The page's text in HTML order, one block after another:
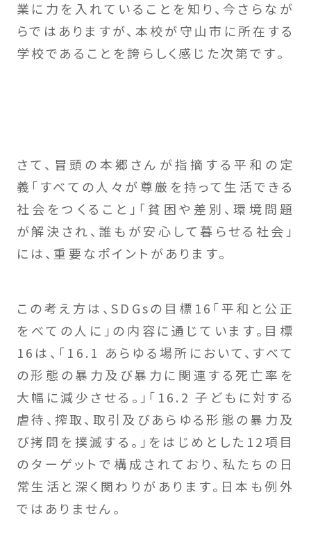
業に力を入れていることを知り、今さらなが
らではありますが、本校が守山市に所在する
学校であることを誇らしく感じた次第です。
さて、冒頭の本郷さんが指摘する平和の定
義「すべての人々が尊厳を持って生活できる
社会をつくること」「貧困や差別、環境問題
が解決され、誰もが安心して暮らせる社会」
には、重要なポイントがあります。
この考え方は、SDGsの目標16「平和と公正
をべての人に」の内容に通じています。目標
16は、「16.1 あらゆる場所において、すべて
の形態の暴力及び暴力に関連する死亡率を
大幅に減少させる。」「16.2 子どもに対する
虐待、搾取、取引及びあらゆる形態の暴力及
び拷問を撲滅する。」をはじめとした12項目
のターゲットで構成されており、私たちの日
常生活と深く関わりがあります。日本も例外
ではありません。